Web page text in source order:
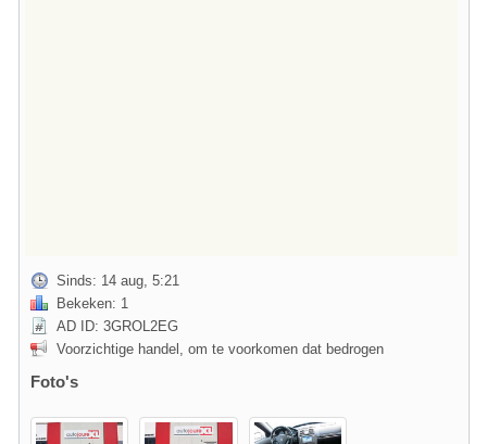
Sinds: 14 aug, 5:21
Bekeken: 1
AD ID: 3GROL2EG
Voorzichtige handel, om te voorkomen dat bedrogen
Foto's